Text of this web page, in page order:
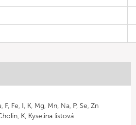
Fe, I, K, Mg, Mn, Na, P, Se, Zn
K, Kyselina listová